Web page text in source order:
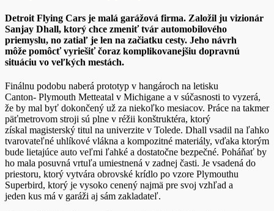
Detroit Flying Cars je malá garážová firma. Založil ju vizionár
Sanjay Dhall, ktorý chce zmeniť tvár automobilového
priemyslu, no zatiaľ je len na začiatku cesty. Jeho návrh
môže pomôcť vyriešiť čoraz komplikovanejšiu dopravnú
situáciu vo veľkých mestách.
Finálnu podobu naberá prototyp v hangároch na letisku
Canton- Plymouth Metteatal v Michigane a v súčasnosti to vyzerá,
že by mal byť dokončený už za niekoľko mesiacov. Práce na takmer
päťmetrovom stroji sú plne v réžii konštruktéra, ktorý
získal magisterský titul na univerzite v Tolede. Dhall vsadil na ľahko
tvarovateľné uhlíkové vlákna a kompozitné materiály, vďaka ktorým
bude lietajúce auto veľmi ľahké a dostatočne bezpečné. Poháňať by
ho mala posuvná vrtuľa umiestnená v zadnej časti. Je vsadená do
priestoru, ktorý vytvára obrovské krídlo po vzore Plymouthu
Superbird, ktorý je vysoko cenený najmä pre svoj vzhľad a
jeden kus má v garáži aj sám zakladateľ.